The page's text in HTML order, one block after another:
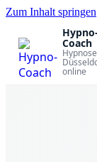
Zum Inhalt springen
Hypno-
Coach
online